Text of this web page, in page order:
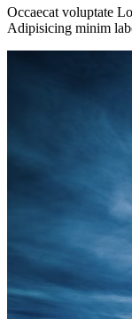
Occaecat voluptate
Adipisicing minim